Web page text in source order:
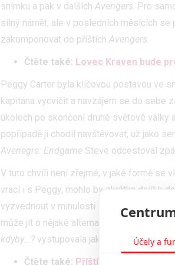
snímku a pak v dalších Avengers. Pro
silný námět, ale v posledních měsících
zakomponovat do příštích Avengers.
Čtěte také: Lovec Kraven bude
Peggy Carter byla klíčovou postavou ve
kapitána vycvičit a navzájem se do sebe
úkolech po skončení druhé světové války
popřípadě ji chodil navštěvovat, už jako
Avenegrs: Endgame Steve odcestoval
V tuto chvíli není zřejmé, v jaké formě se
vrací i s Peggy, mohlo by zkrátka dojít k
vyzvednout v minulosti – tam kde jsme je
může jít o nějaké alternativní verze
kdyby...? vystupovala jako superhrdinka
Čtěte také: Příští Spider-Man
Účely a